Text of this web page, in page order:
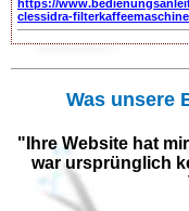
https://
clessidra-
Was unsere
"Ihre Website hat
war ursprünglich